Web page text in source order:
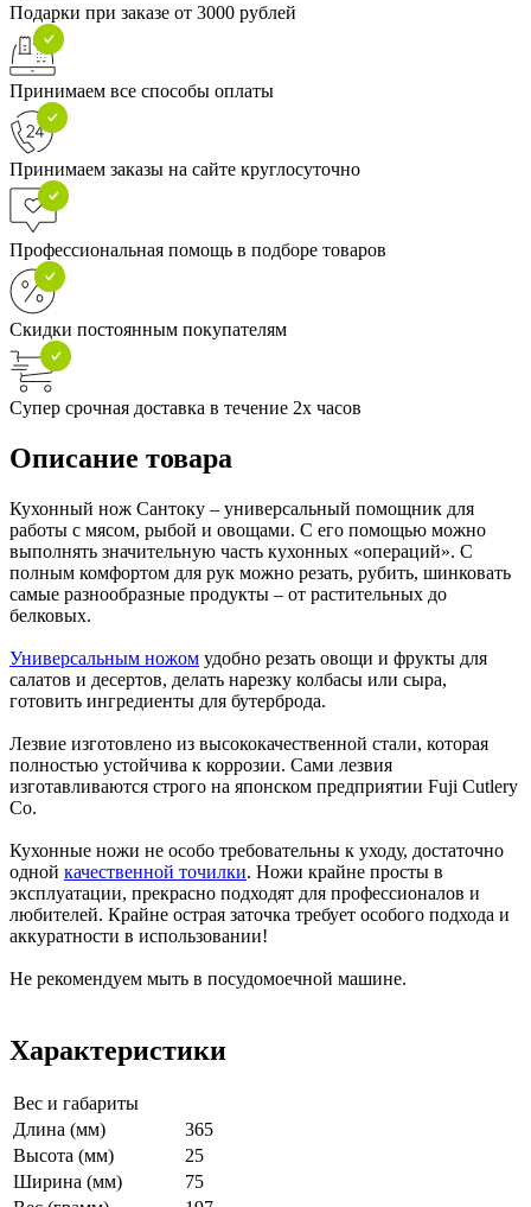
Подарки при заказе от 3000 рублей
Принимаем все способы оплаты
Принимаем заказы на сайте круглосуточно
Профессиональная помощь в подборе товаров
Скидки постоянным покупателям
Супер срочная доставка в течение 2х часов
Описание товара
Кухонный нож Сантоку – универсальный помощник для
работы с мясом, рыбой и овощами. С его помощью можно
выполнять значительную часть кухонных «операций». С
полным комфортом для рук можно резать, рубить, шинковать
самые разнообразные продукты – от растительных до
белковых.
Универсальным ножом удобно резать овощи и фрукты для
салатов и десертов, делать нарезку колбасы или сыра,
готовить ингредиенты для бутерброда.
Лезвие изготовлено из высококачественной стали, которая
полностью устойчива к коррозии. Сами лезвия
изготавливаются строго на японском предприятии Fuji Cutlery
Co.
Кухонные ножи не особо требовательны к уходу, достаточно
одной качественной точилки. Ножи крайне просты в
эксплуатации, прекрасно подходят для профессионалов и
любителей. Крайне острая заточка требует особого подхода и
аккуратности в использовании!
Не рекомендуем мыть в посудомоечной машине.
Характеристики
Вес и габариты
Длина (мм)
365
Высота (мм)
25
Ширина (мм)
75